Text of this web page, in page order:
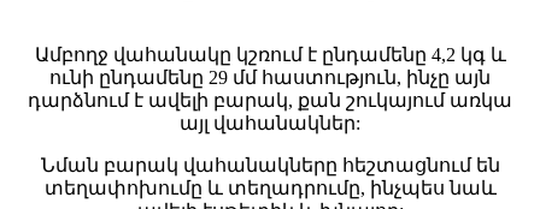
Ամբողջ վահանակը կշռում է ընդամենը 4,2 կգ և
ունի ընդամենը 29 մմ հաստություն, ինչը այն
դարձնում է ավելի բարակ, քան շուկայում առկա
այլ վահանակներ:
Նման բարակ վահանակները հեշտացնում են
տեղափոխումը և տեղադրումը, ինչպես նաև